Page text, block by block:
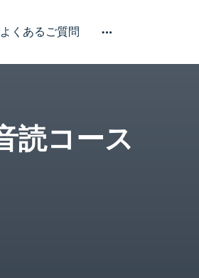
くあるご質問
ッスン検索
読コース